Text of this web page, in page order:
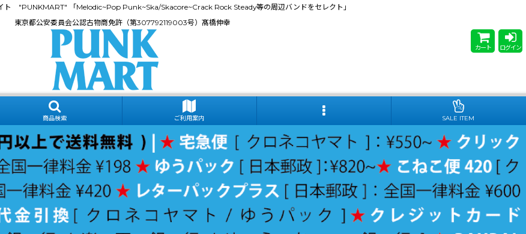
ト "PUNKMART" 「Melodic~Pop Punk~Ska/Skacore~Crack Rock Steady等の周辺バンドをセレクト」
東京都公安委員会公認古物商免許（第307792119003号）髙橋伸幸
カート ログイン
商品検索 ご利用案内 SALE ITEM